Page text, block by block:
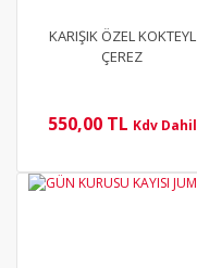
KARIŞIK ÖZEL KOKTEYL
ÇEREZ
550,00 TL Kdv Dahil